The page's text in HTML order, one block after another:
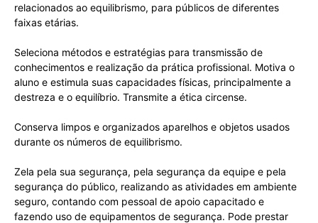
relacionados ao equilibrismo, para públicos de diferentes
faixas etárias.
Seleciona métodos e estratégias para transmissão de
conhecimentos e realização da prática profissional. Motiva o
aluno e estimula suas capacidades físicas, principalmente a
destreza e o equilíbrio. Transmite a ética circense.
Conserva limpos e organizados aparelhos e objetos usados
durante os números de equilibrismo.
Zela pela sua segurança, pela segurança da equipe e pela
segurança do público, realizando as atividades em ambiente
seguro, contando com pessoal de apoio capacitado e
fazendo uso de equipamentos de segurança. Pode prestar